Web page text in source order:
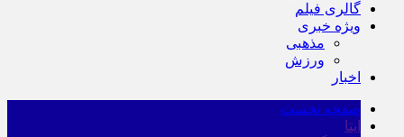
گالری فیلم
ویژه خبری
مذهبی
ورزش
اخبار
صفحه نخست
ایتا